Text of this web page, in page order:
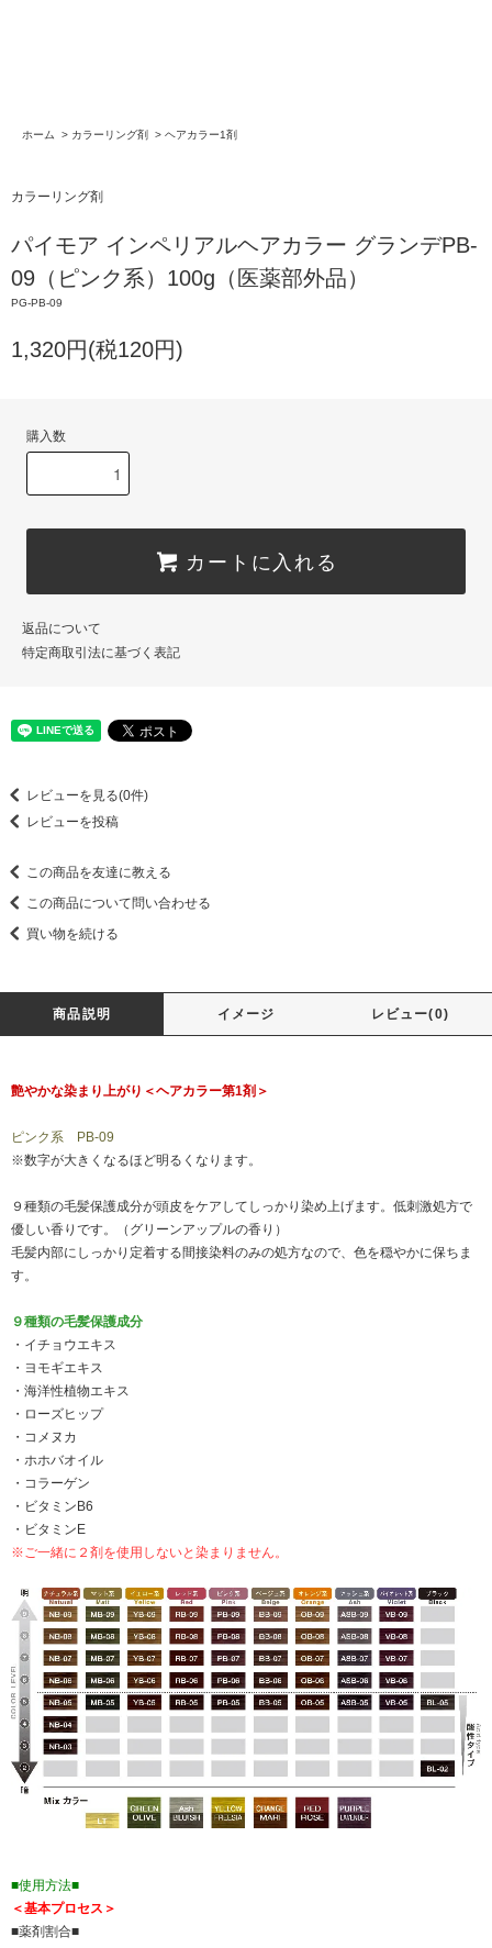
ホーム > カラーリング剤 > ヘアカラー1剤
カラーリング剤
パイモア インペリアルヘアカラー グランデPB-
09（ピンク系）100g（医薬部外品）
PG-PB-09
1,320円(税120円)
購入数
カートに入れる
返品について
特定商取引法に基づく表記
レビューを見る(0件)
レビューを投稿
この商品を友達に教える
この商品について問い合わせる
買い物を続ける
商品説明 イメージ レビュー(0)
艶やかな染まり上がり＜ヘアカラー第1剤＞
ピンク系 PB-09
※数字が大きくなるほど明るくなります。
９種類の毛髪保護成分が頭皮をケアしてしっかり染め上げます。低刺激処方で
優しい香りです。（グリーンアップルの香り）
毛髪内部にしっかり定着する間接染料のみの処方なので、色を穏やかに保ちま
す。
９種類の毛髪保護成分
・イチョウエキス
・ヨモギエキス
・海洋性植物エキス
・ローズヒップ
・コメヌカ
・ホホバオイル
・コラーゲン
・ビタミンB6
・ビタミンE
※ご一緒に２剤を使用しないと染まりません。
■使用方法■
＜基本プロセス＞
■薬剤割合■